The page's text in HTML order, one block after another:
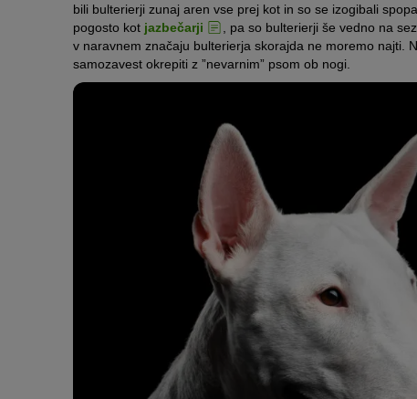
bili bulterierji zunaj aren vse prej kot in so se izogibali
pogosto kot jazbečarji
, pa so bulterierji še vedno na
v naravnem značaju bulterierja skorajda ne moremo najti.
samozavest okrepiti z ”nevarnim” psom ob nogi.